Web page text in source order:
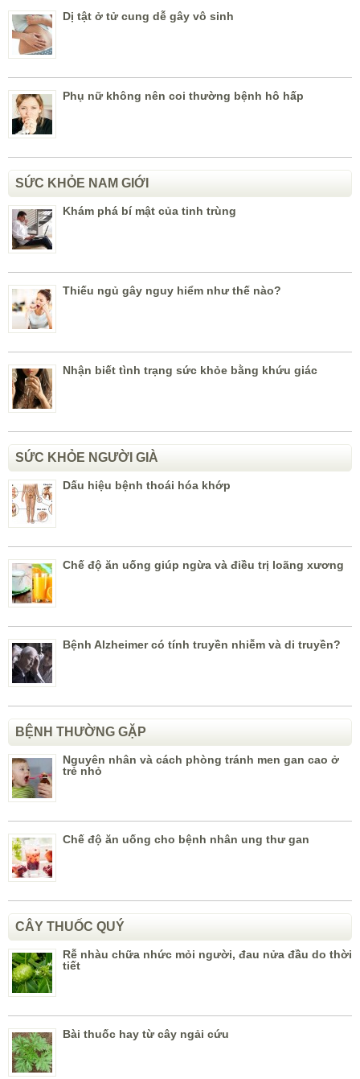
Dị tật ở tử cung dễ gây vô sinh
Phụ nữ không nên coi thường bệnh hô hấp
SỨC KHỎE NAM GIỚI
Khám phá bí mật của tinh trùng
Thiếu ngủ gây nguy hiểm như thế nào?
Nhận biết tình trạng sức khỏe bằng khứu giác
SỨC KHỎE NGƯỜI GIÀ
Dấu hiệu bệnh thoái hóa khớp
Chế độ ăn uống giúp ngừa và điều trị loãng xương
Bệnh Alzheimer có tính truyền nhiễm và di truyền?
BỆNH THƯỜNG GẶP
Nguyên nhân và cách phòng tránh men gan cao ở
trẻ nhỏ
Chế độ ăn uống cho bệnh nhân ung thư gan
CÂY THUỐC QUÝ
Rễ nhàu chữa nhức mỏi người, đau nửa đầu do thời
tiết
Bài thuốc hay từ cây ngải cứu